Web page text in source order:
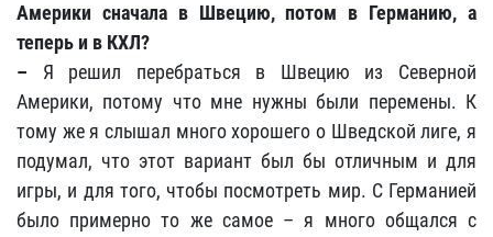
Америки сначала в Швецию, потом в Германию, а
теперь и в КХЛ?
– Я решил перебраться в Швецию из Северной
Америки, потому что мне нужны были перемены. К
тому же я слышал много хорошего о Шведской лиге, я
подумал, что этот вариант был бы отличным и для
игры, и для того, чтобы посмотреть мир. С Германией
было примерно то же самое – я много общался с